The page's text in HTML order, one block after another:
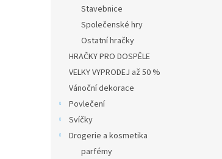
Stavebnice
Společenské hry
Ostatní hračky
HRAČKY PRO DOSPĚLE
VELKY VYPRODEJ až 50 %
Vánoční dekorace
Povlečení
Svíčky
Drogerie a kosmetika
parfémy